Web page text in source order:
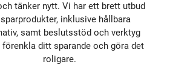
tänker nytt. Vi har ett brett utbud
inklusive hållbara
samt beslutsstöd och verktyg
ditt sparande och göra det
roligare.